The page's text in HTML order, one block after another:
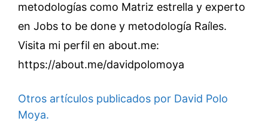
metodologías como Matriz estrella y experto
en Jobs to be done y metodología Raíles.
Visita mi perfil en about.me:
https://about.me/davidpolomoya
Otros artículos publicados por David Polo
Moya.